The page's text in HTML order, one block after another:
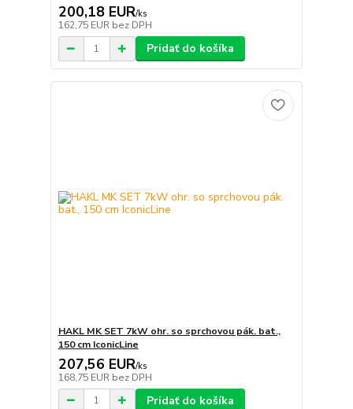
200,18 EUR/ks
162,75 EUR bez DPH
Pridať do košíka
HAKL MK SET 7kW ohr. so sprchovou pák. bat.,
150 cm IconicLine
207,56 EUR/ks
168,75 EUR bez DPH
Pridať do košíka